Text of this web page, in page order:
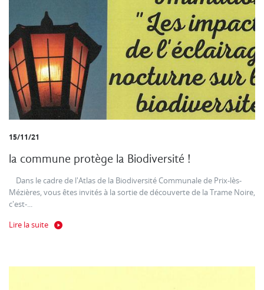
15/11/21
la commune protège la Biodiversité !
Dans le cadre de l'Atlas de la Biodiversité Communale de Prix-lès-
Mézières, vous êtes invités à la sortie de découverte de la Trame Noire,
c'est-...
Lire la suite